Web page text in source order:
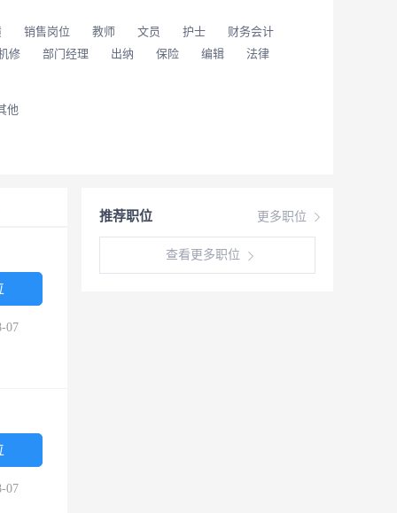
销售岗位 教师 文员 护士
财务会计
修 部门经理 出纳 保险 编辑
法律
他
更多职位
推荐职位
查看更多职位
07
07